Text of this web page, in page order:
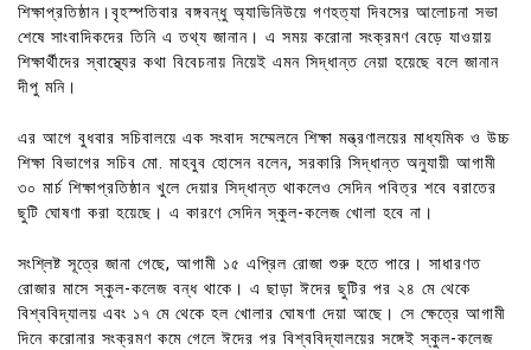
শিক্ষাপ্রতিষ্ঠান।বৃহস্পতিবার বঙ্গবন্ধু অ্যাভিনিউয়ে গণহত্যা দিবসের আলোচনা সভা
শেষে সাংবাদিকদের তিনি এ তথ্য জানান। এ সময় করোনা সংক্রমণ বেড়ে যাওয়ায়
শিক্ষার্থীদের স্বাস্থ্যের কথা বিবেচনায় নিয়েই এমন সিদ্ধান্ত নেয়া হয়েছে বলে জানান
দীপু মনি।
এর আগে বুধবার সচিবালয়ে এক সংবাদ সম্মেলনে শিক্ষা মন্ত্রণালয়ের মাধ্যমিক ও উচ্চ
শিক্ষা বিভাগের সচিব মো. মাহবুব হোসেন বলেন, সরকারি সিদ্ধান্ত অনুযায়ী আগামী
৩০ মার্চ শিক্ষাপ্রতিষ্ঠান খুলে দেয়ার সিদ্ধান্ত থাকলেও সেদিন পবিত্র শবে বরাতের
ছুটি ঘোষণা করা হয়েছে। এ কারণে সেদিন স্কুল-কলেজ খোলা হবে না।
সংশ্লিষ্ট সূত্রে জানা গেছে, আগামী ১৫ এপ্রিল রোজা শুরু হতে পারে। সাধারণত
রোজার মাসে স্কুল-কলেজ বন্ধ থাকে। এ ছাড়া ঈদের ছুটির পর ২৪ মে থেকে
বিশ্ববিদ্যালয় এবং ১৭ মে থেকে হল খোলার ঘোষণা দেয়া আছে। সে ক্ষেত্রে আগামী
দিনে করোনার সংক্রমণ কমে গেলে ঈদের পর বিশ্ববিদ্যালয়ের সঙ্গেই স্কুল-কলেজ